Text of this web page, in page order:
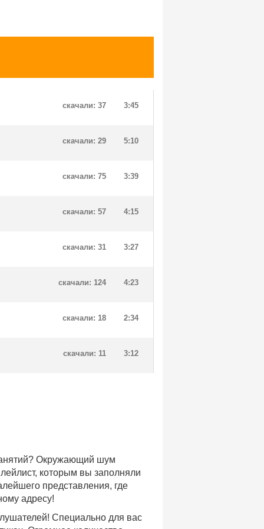
3:45
скачали: 37
5:10
скачали: 29
3:39
скачали: 75
4:15
скачали: 57
3:27
скачали: 31
4:23
скачали: 124
2:34
скачали: 18
3:12
скачали: 11
Окружающий шум
которым вы заполняли
представления, где
адресу!
Специально для вас